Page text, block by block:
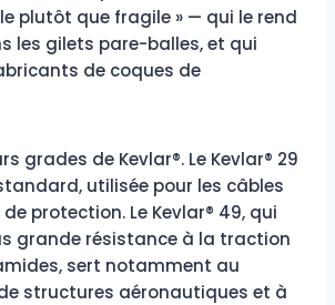
plutôt que fragile » — qui le rend
les gilets pare-balles, et qui
de coques de
grades de Kevlar®. Le Kevlar® 29
utilisée pour les câbles
protection. Le Kevlar® 49, qui
grande résistance à la traction
sert notamment au
structures aéronautiques et à